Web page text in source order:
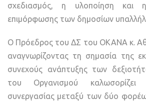
σχεδιασμός, η υλοποίηση και
επιμόρφωσης των δημοσίων
Ο Πρόεδρος του ΔΣ του ΟΚΑΝΑ κ.
αναγνωρίζοντας τη σημασία της
συνεχούς ανάπτυξης των
του Οργανισμού
συνεργασίας μεταξύ των δύο